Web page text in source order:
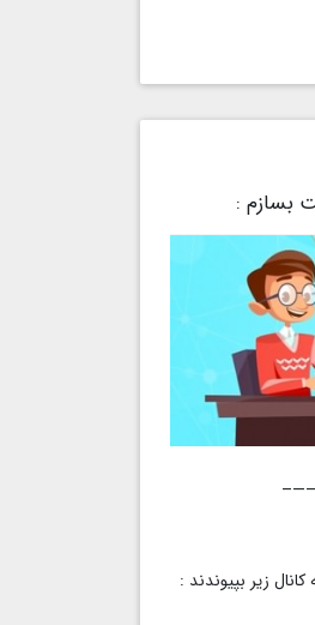
بسازم :
زیر بپیوندند :